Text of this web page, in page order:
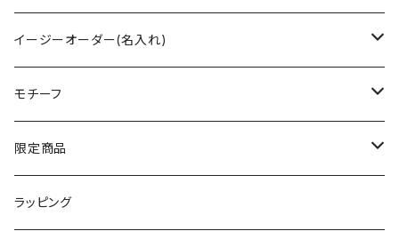
シャンパングラス
小物入れ
ハートボックス
フォトフレーム
イージーオーダー(名入れ)
イニシャル入
すみれ花文字
ネーム入
テキスト入
モチーフ
フラワー
ローズ
ネイチャー
限定商品
数量限定
ラッピング